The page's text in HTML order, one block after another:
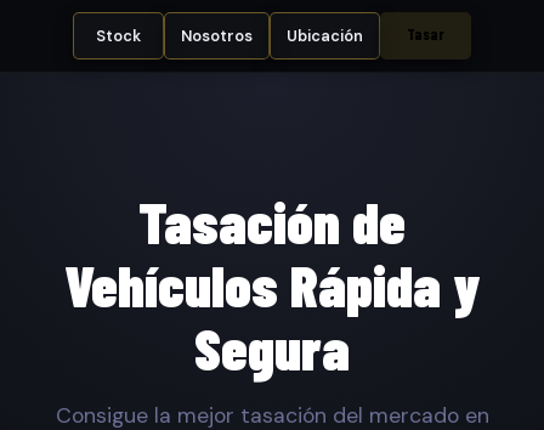
Stock Nosotros Ubicación Tasar
Tasación de
Vehículos Rápida y
Segura
Consigue la mejor tasación del mercado en